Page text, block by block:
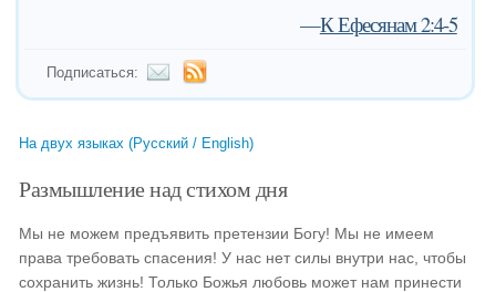
—К Ефесянам 2:4-5
Подписаться:
На двух языках (Русский / English)
Размышление над стихом дня
Мы не можем предъявить претензии Богу! Мы не имеем
права требовать спасения! У нас нет силы внутри нас, чтобы
сохранить жизнь! Только Божья любовь может нам принести